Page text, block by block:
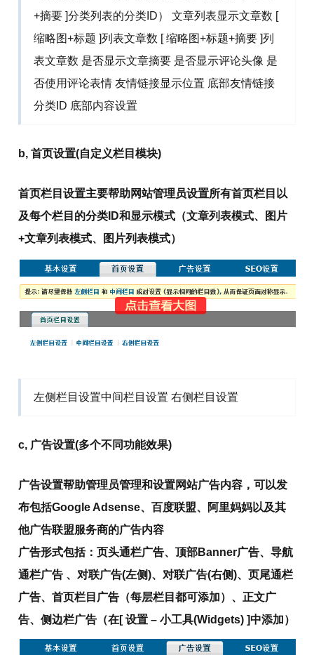
+摘要 ]分类列表的分类ID） 文章列表显示文章数 [
缩略图+标题 ]列表文章数 [ 缩略图+标题+摘要 ]列
表文章数 是否显示文章摘要 是否显示评论头像 是
否使用评论表情 友情链接显示位置 底部友情链接
分类ID 底部内容设置
b, 首页设置(自定义栏目模块)
首页栏目设置主要帮助网站管理员设置所有首页栏目以
及每个栏目的分类ID和显示模式（文章列表模式、图片
+文章列表模式、图片列表模式）
左侧栏目设置中间栏目设置 右侧栏目设置
c, 广告设置(多个不同功能效果)
广告设置帮助管理员管理和设置网站广告内容，可以发
布包括Google Adsense、百度联盟、阿里妈妈以及其
他广告联盟服务商的广告内容
广告形式包括：页头通栏广告、顶部Banner广告、导航
通栏广告 、对联广告(左侧)、对联广告(右侧)、页尾通栏
广告、首页栏目广告（每层栏目都可添加）、正文广
告、侧边栏广告（在[ 设置 – 小工具(Widgets) ]中添加）